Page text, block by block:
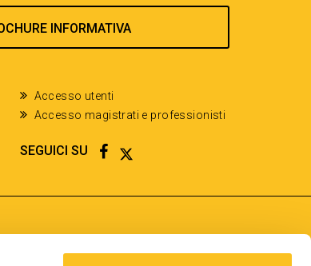
INFORMATIVA
Accesso utenti
Accesso magistrati e professionisti
SEGUICI SU FACEBOOK
TWITTER